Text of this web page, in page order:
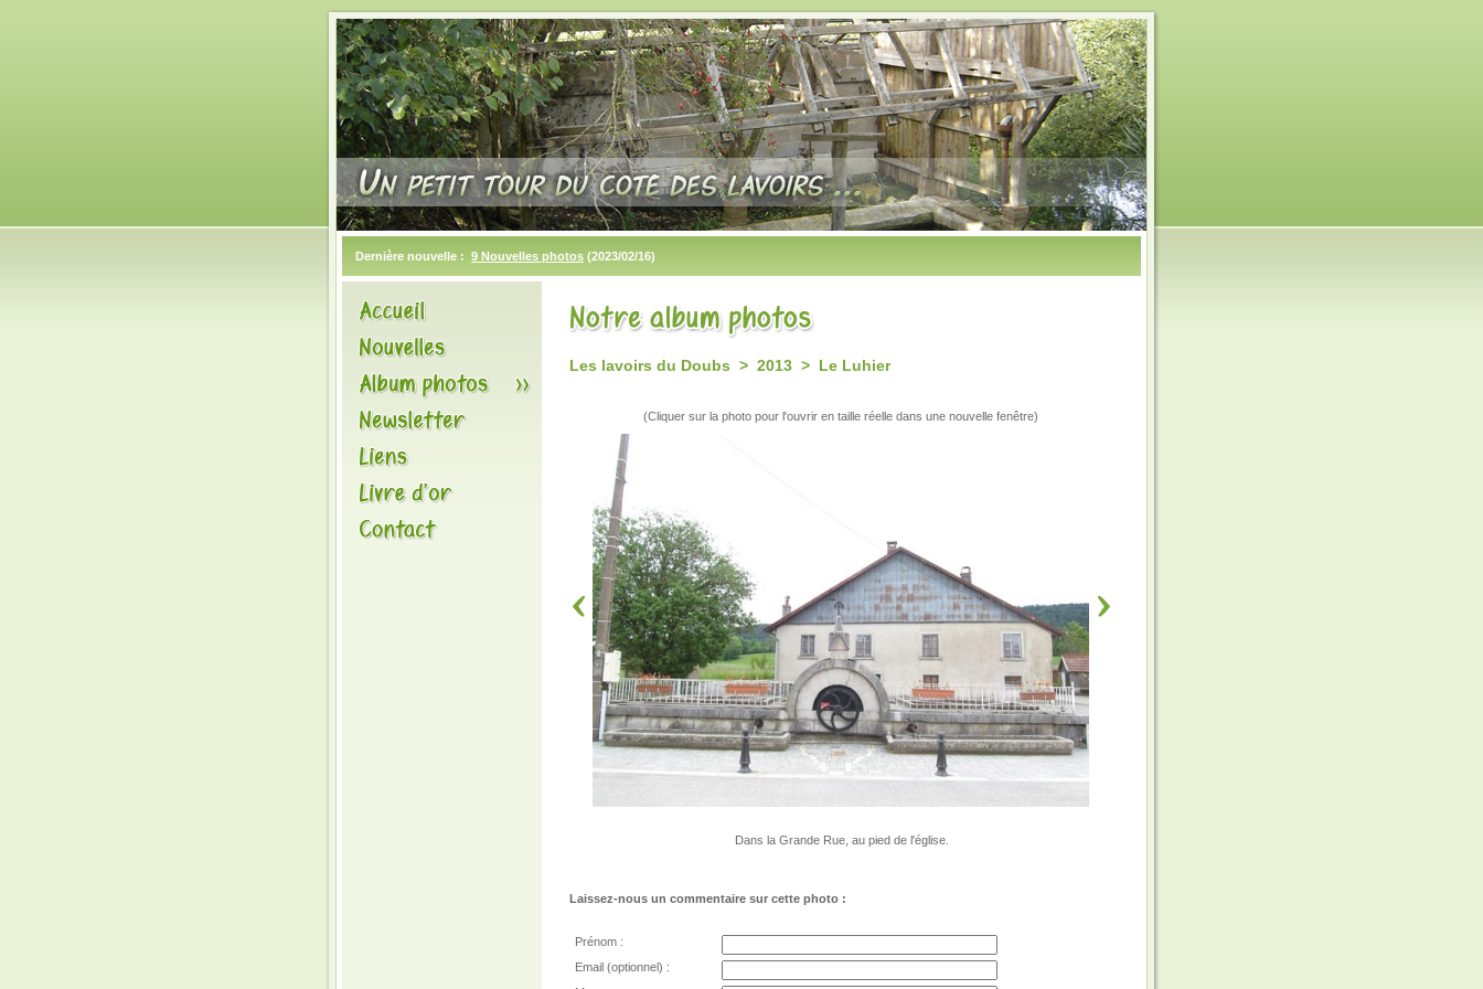
Dernière nouvelle : 9 Nouvelles photos (2023/02/16)
Les lavoirs du Doubs > 2013 > Le Luhier
(Cliquer sur la photo pour l'ouvrir en taille réelle dans une nouvelle fenêtre)
Dans la Grande Rue, au pied de l'église.
Laissez-nous un commentaire sur cette photo :
Prénom :
Email (optionnel) :